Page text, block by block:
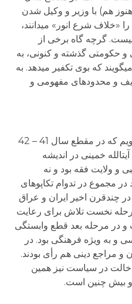
هنوز هم) با وزیر و وکیل شدن
«خلاف شرع انور» می­دانند،
نیست. گرچه گاه برخی از
و حکومتی گذشته و کنونی، به
که بوی تکفیر می­دهد. به
و محدوده­ای مفهومی و
اما در پاسخ پرسش شما باید بگویم که در مقطع سال 41 – 42
خمینی در اندیشه
ولایت فقه بود و نه
در مجموع در تدوام تکاپوهای
چندقرن اخیر ایران و عراق
نخست تلاش برای رعایت
در مرحله بعد قطع وابستگی
و به ویژه فرهنگی بود. در
و مراجع دینی هم رأی بودند.
در سیاست نیز همین
و بیش چنین است.